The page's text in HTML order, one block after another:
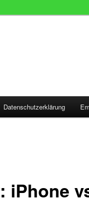
Datenschutzerklärung
iPhone